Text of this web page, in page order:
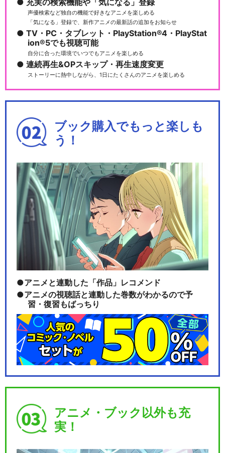
充実の検索機能や「気になる」登録
声優検索など独自の機能で好きなアニメを楽しめる
「気になる」登録で、新作アニメの最新話の追加をお知らせ
TV・PC・タブレット・PlayStation®4・PlayStat
ion®5でも視聴可能
自分に合った環境でいつでもアニメを楽しめる
連続再生&OPスキップ・再生速度変更
ストーリーに熱中しながら、1日にたくさんのアニメを楽しめる
ブック購入でもっと楽しも
う！
アニメと連動した「作品」レコメンド
アニメの視聴話と連動した巻数がわかるので予
習・復習もばっちり
アニメ・ブック以外も充
実！